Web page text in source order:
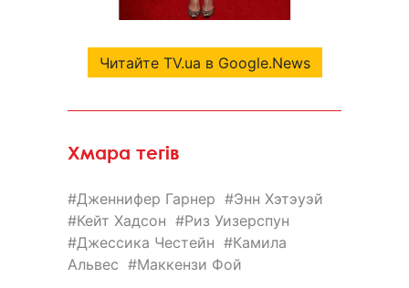
Читайте TV.ua в Google.News
Хмара тегів
Дженнифер Гарнер
Энн Хэтэуэй
Кейт Хадсон
Риз Уизерспун
Джессика Честейн
Камила
Альвес
Маккензи Фой